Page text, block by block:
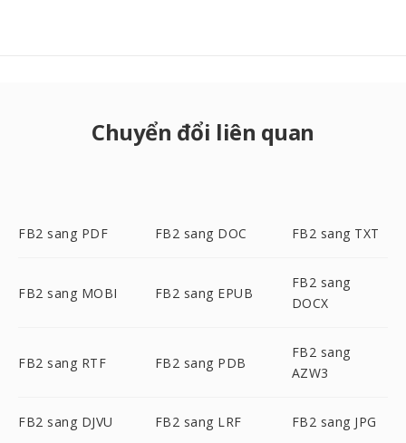
Chuyển đổi liên quan
FB2 sang PDF FB2 sang DOC FB2 sang TXT
FB2 sang MOBI FB2 sang EPUB
FB2 sang
DOCX
FB2 sang RTF FB2 sang PDB
FB2 sang
AZW3
FB2 sang DJVU FB2 sang LRF FB2 sang JPG